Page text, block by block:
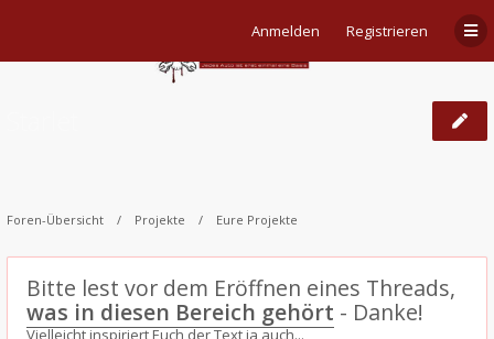
Anmelden Registrieren
Foren-Übersicht Projekte Eure Projekte
Bitte lest vor dem Eröffnen eines Threads,
was in diesen Bereich gehört - Danke!
Vielleicht inspiriert Euch der Text ja auch...